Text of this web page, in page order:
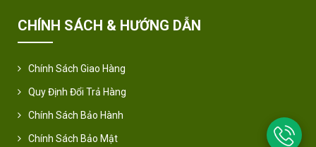
CHÍNH SÁCH & HƯỚNG DẪN
Chính Sách Giao Hàng
Quy Định Đổi Trả Hàng
Chính Sách Bảo Hành
Chính Sách Bảo Mật